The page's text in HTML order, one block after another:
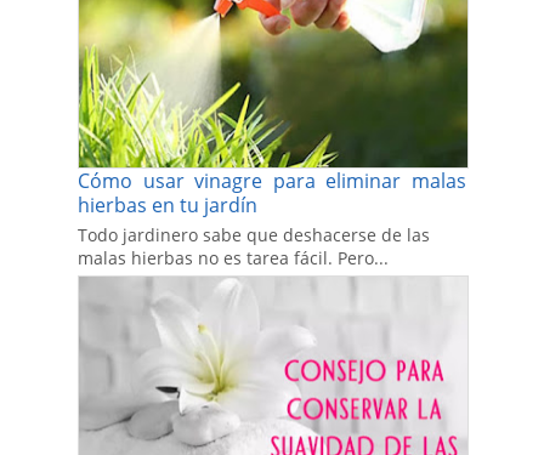
Cómo usar vinagre para eliminar malas
hierbas en tu jardín
Todo jardinero sabe que deshacerse de las
malas hierbas no es tarea fácil. Pero...